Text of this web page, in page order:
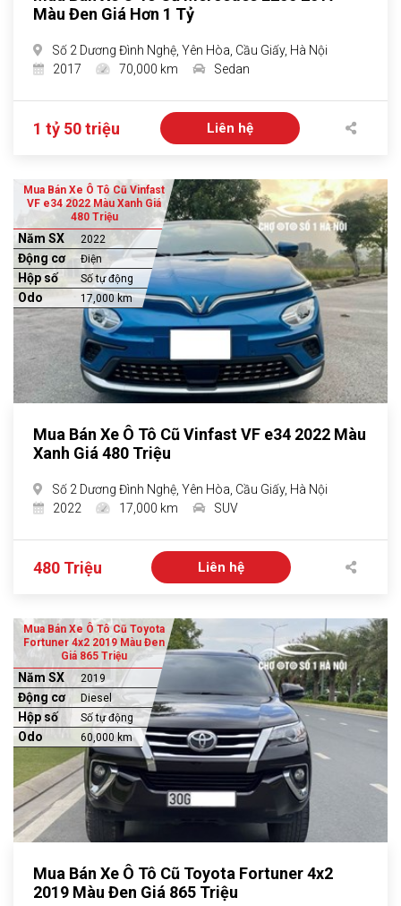
Màu Đen Giá Hơn 1 Tỷ
Số 2 Dương Đình Nghệ, Yên Hòa, Cầu Giấy, Hà Nội
2017
70,000 km Sedan
1 tỷ 50 triệu Liên hệ
Mua Bán Xe Ô Tô Cũ Vinfast
VF e34 2022 Màu Xanh Giá
480 Triệu
Năm SX 2022
Động cơ Điện
Hộp số Số tự động
Odo 17,000 km
Mua Bán Xe Ô Tô Cũ Vinfast VF e34 2022 Màu
Xanh Giá 480 Triệu
Số 2 Dương Đình Nghệ, Yên Hòa, Cầu Giấy, Hà Nội
2022
17,000 km SUV
480 Triệu Liên hệ
Mua Bán Xe Ô Tô Cũ Toyota
Fortuner 4x2 2019 Màu Đen
Giá 865 Triệu
Năm SX 2019
Động cơ Diesel
Hộp số Số tự động
Odo 60,000 km
Mua Bán Xe Ô Tô Cũ Toyota Fortuner 4x2
2019 Màu Đen Giá 865 Triệu